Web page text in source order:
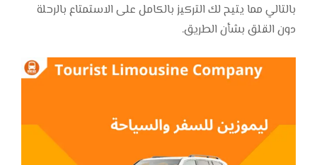
بالتالي مما يتيح لك التركيز بالكامل على الاستمتاع بالرحلة
دون القلق بشأن الطريق.